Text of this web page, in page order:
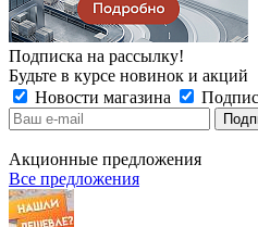
Подписка на рассылку!
Будьте в курсе новинок и акций
Новости магазина
Акционные предложения
Все предложения